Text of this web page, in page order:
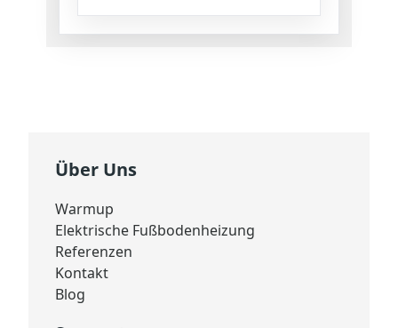
Über Uns
Warmup
Elektrische Fußbodenheizung
Referenzen
Kontakt
Blog